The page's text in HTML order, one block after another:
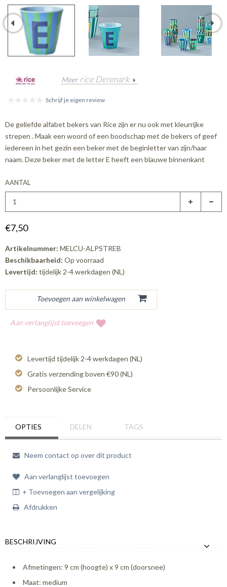
Meerrice Denmark
Schrijf je eigen review
De geliefde alfabet bekers van Rice zijn er nu ook met kleurrijke
strepen . Maak een woord of een boodschap met de bekers of geef
iedereen in het gezin een beker met de beginletter van zijn/haar
naam. Deze beker met de letter E heeft een blauwe binnenkant
AANTAL
€7,50
Artikelnummer: MELCU-ALPSTREB
Beschikbaarheid: Op voorraad
Levertijd: tijdelijk 2-4 werkdagen (NL)
Aan verlanglijst toevoegen
Levertijd tijdelijk 2-4 werkdagen (NL)
Gratis verzending boven €90 (NL)
Persoonlijke Service
OPTIES DELEN TAGS
Neem contact op over dit product
Aan verlanglijst toevoegen
+ Toevoegen aan vergelijking
Afdrukken
BESCHRIJVING
Afmetingen: 9 cm (hoogte) x 9 cm (doorsnee)
Maat: medium